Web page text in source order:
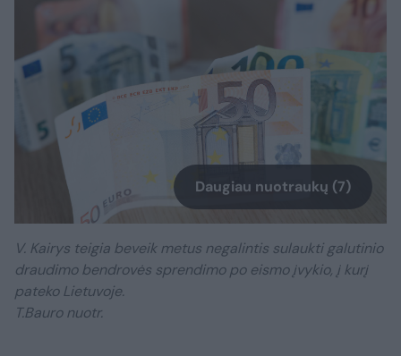
Daugiau nuotraukų (7)
V. Kairys teigia beveik metus negalintis sulaukti galutinio
draudimo bendrovės sprendimo po eismo įvykio, į kurį
pateko Lietuvoje.
T.Bauro nuotr.